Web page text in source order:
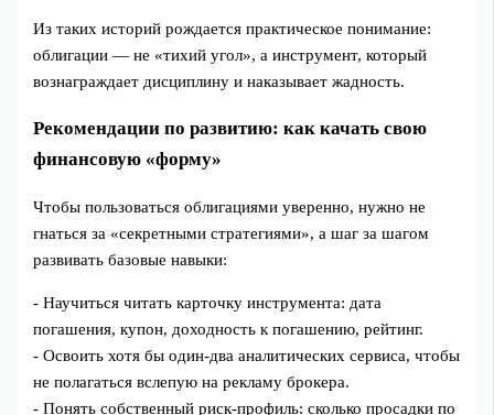
Из таких историй рождается практическое понимание:
облигации — не «тихий угол», а инструмент, который
вознаграждает дисциплину и наказывает жадность.
Рекомендации по развитию: как качать свою
финансовую «форму»
Чтобы пользоваться облигациями уверенно, нужно не
гнаться за «секретными стратегиями», а шаг за шагом
развивать базовые навыки:
- Научиться читать карточку инструмента: дата
погашения, купон, доходность к погашению, рейтинг.
- Освоить хотя бы один‑два аналитических сервиса, чтобы
не полагаться вслепую на рекламу брокера.
- Понять собственный риск‑профиль: сколько просадки по